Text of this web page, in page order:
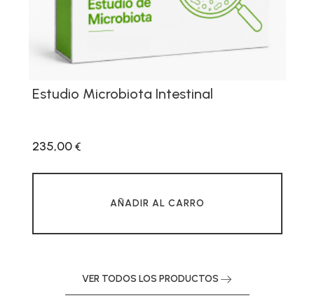
Estudio Microbiota Intestinal
235,00 €
AÑADIR AL CARRO
VER TODOS LOS PRODUCTOS